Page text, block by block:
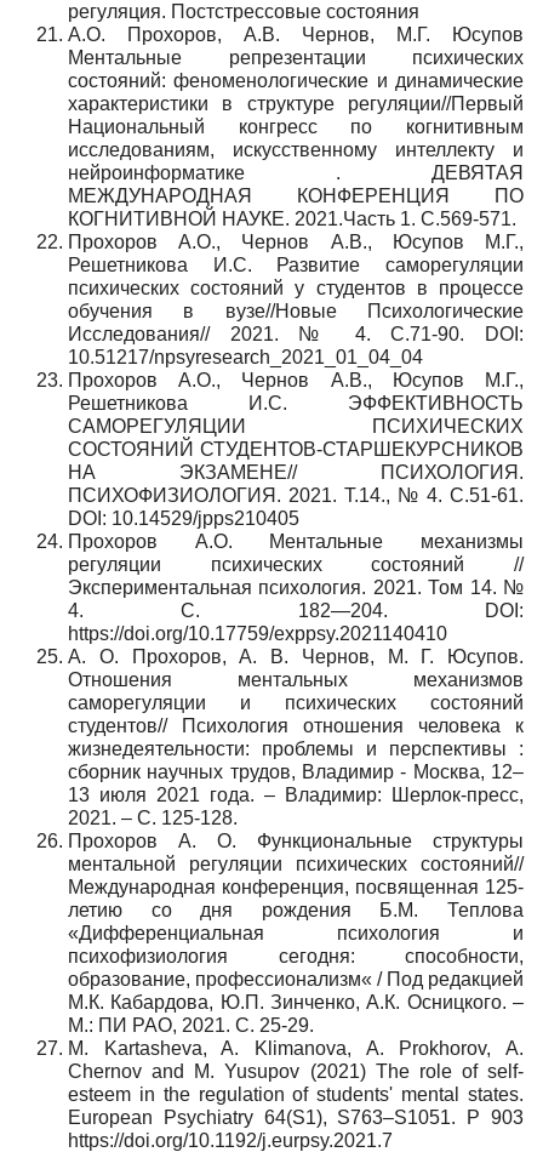
регуляция. Постстрессовые состояния
А.О. Прохоров, А.В. Чернов, М.Г. Юсупов
Ментальные репрезентации психических
состояний: феноменологические и динамические
характеристики в структуре регуляции//Первый
Национальный конгресс по когнитивным
исследованиям, искусственному интеллекту и
нейроинформатике . ДЕВЯТАЯ
МЕЖДУНАРОДНАЯ КОНФЕРЕНЦИЯ ПО
КОГНИТИВНОЙ НАУКЕ. 2021.Часть 1. С.569-571.
Прохоров А.О., Чернов А.В., Юсупов М.Г.,
Решетникова И.С. Развитие саморегуляции
психических состояний у студентов в процессе
обучения в вузе//Новые Психологические
Исследования// 2021. № 4. С.71-90. DOI:
10.51217/npsyresearch_2021_01_04_04
Прохоров А.О., Чернов А.В., Юсупов М.Г.,
Решетникова И.С. ЭФФЕКТИВНОСТЬ
САМОРЕГУЛЯЦИИ ПСИХИЧЕСКИХ
СОСТОЯНИЙ СТУДЕНТОВ-СТАРШЕКУРСНИКОВ
НА ЭКЗАМЕНЕ// ПСИХОЛОГИЯ.
ПСИХОФИЗИОЛОГИЯ. 2021. Т.14., № 4. С.51-61.
DOI: 10.14529/jpps210405
Прохоров А.О. Ментальные механизмы
регуляции психических состояний //
Экспериментальная психология. 2021. Том 14. №
4. C. 182—204. DOI:
https://doi.org/10.17759/exppsy.2021140410
А. О. Прохоров, А. В. Чернов, М. Г. Юсупов.
Отношения ментальных механизмов
саморегуляции и психических состояний
студентов// Психология отношения человека к
жизнедеятельности: проблемы и перспективы :
сборник научных трудов, Владимир - Москва, 12–
13 июля 2021 года. – Владимир: Шерлок-пресс,
2021. – С. 125-128.
Прохоров А. О. Функциональные структуры
ментальной регуляции психических состояний//
Международная конференция, посвященная 125-
летию со дня рождения Б.М. Теплова
«Дифференциальная психология и
психофизиология сегодня: способности,
образование, профессионализм« / Под редакцией
М.К. Кабардова, Ю.П. Зинченко, А.К. Осницкого. –
М.: ПИ РАО, 2021. С. 25-29.
M. Kartasheva, A. Klimanova, A. Prokhorov, A.
Chernov and M. Yusupov (2021) The role of self-
esteem in the regulation of students' mental states.
European Psychiatry 64(S1), S763–S1051. P 903
https://doi.org/10.1192/j.eurpsy.2021.7